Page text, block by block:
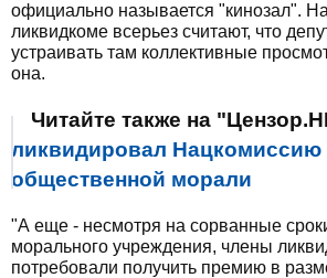
официально называется "кинозал".
ликвидкоме всерьез считают, что
устраивать там коллективные
она.
Читайте также на
ликвидировал Нацкомиссию
общественной морали
"А еще - несмотря на сорванные
морального учреждения, члены
потребовали получить премию в